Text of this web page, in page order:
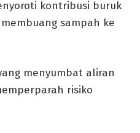
kontribusi buruk
sampah ke
menyumbat aliran
risiko